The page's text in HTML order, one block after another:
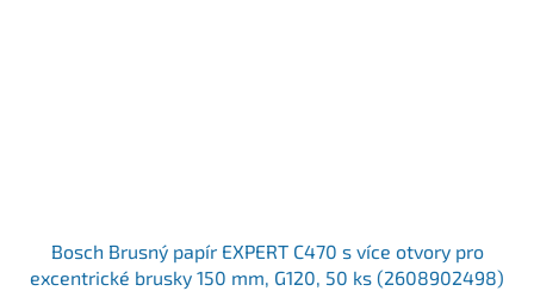
Bosch Brusný papír EXPERT C470 s více otvory pro
excentrické brusky 150 mm, G120, 50 ks (2608902498)